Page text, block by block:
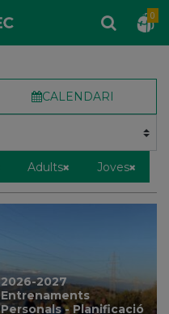
0
CALENDARI
Adults Joves
2026-2027
Entrenaments
Personals - Planificació